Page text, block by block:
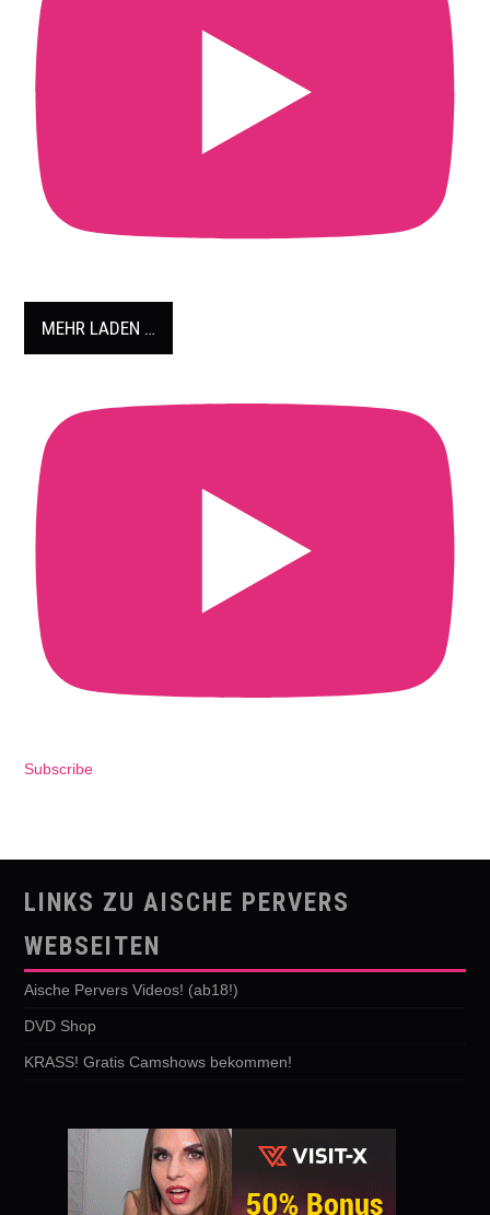
MEHR LADEN …
Subscribe
LINKS ZU AISCHE PERVERS
WEBSEITEN
Aische Pervers Videos! (ab18!)
DVD Shop
KRASS! Gratis Camshows bekommen!